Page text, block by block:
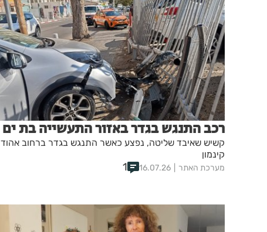
רכב התנגש בגדר באזור התעשייה בת ים
קשיש שאיבד שליטה, נפצע כאשר התנגש בגדר ברחוב אהוד
קינמון
מערכת האתר 16.07.26
1